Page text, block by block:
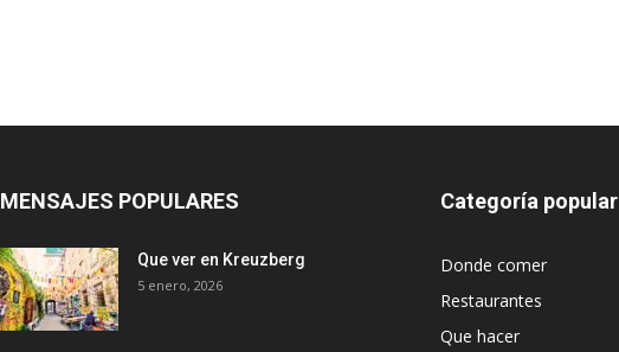
MENSAJES POPULARES
Que ver en Kreuzberg
5 enero, 2026
Categoría popular
Donde comer
Restaurantes
Que hacer